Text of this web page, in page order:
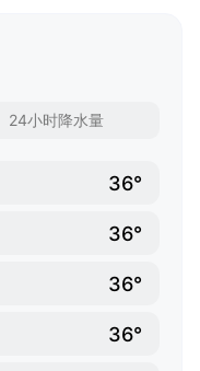
24小时降水量
36°
36°
36°
36°